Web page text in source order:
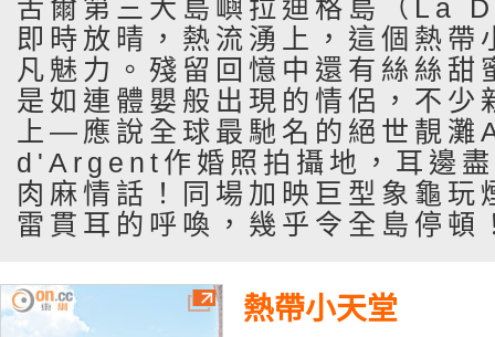
舌爾第三大島嶼拉迪格島（La
即時放晴，熱流湧上，這個熱帶
凡魅力。殘留回憶中還有絲絲甜
是如連體嬰般出現的情侶，不少
上—應說全球最馳名的絕世靚
d'Argent作婚照拍攝地，耳邊
肉麻情話！同場加映巨型象龜玩
雷貫耳的呼喚，幾乎令全島停頓
熱帶小天堂